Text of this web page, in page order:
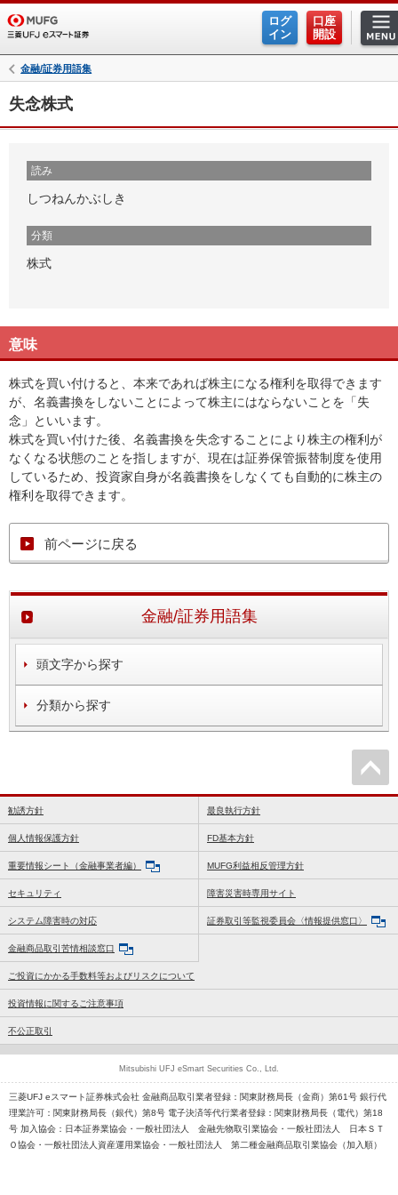
ログ
イン
口座
開設
金融/証券用語集
失念株式
読み
しつねんかぶしき
分類
株式
意味
株式を買い付けると、本来であれば株主になる権利を取得できます
が、名義書換をしないことによって株主にはならないことを「失
念」といいます。
株式を買い付けた後、名義書換を失念することにより株主の権利が
なくなる状態のことを指しますが、現在は証券保管振替制度を使用
しているため、投資家自身が名義書換をしなくても自動的に株主の
権利を取得できます。
前ページに戻る
金融/証券用語集
頭文字から探す
分類から探す
勧誘方針 最良執行方針
個人情報保護方針 FD基本方針
重要情報シート（金融事業者編） MUFG利益相反管理方針
セキュリティ 障害災害時専用サイト
システム障害時の対応 証券取引等監視委員会〈情報提供窓口〉
金融商品取引苦情相談窓口
ご投資にかかる手数料等およびリスクについて
投資情報に関するご注意事項
不公正取引
三菱UFJ eスマート証券株式会社 金融商品取引業者登録：関東財務局長（金商）第61号 銀行代
理業許可：関東財務局長（銀代）第8号 電子決済等代行業者登録：関東財務局長（電代）第18
号 加入協会：日本証券業協会・一般社団法人 金融先物取引業協会・一般社団法人 日本ＳＴ
Ｏ協会・一般社団法人資産運用業協会・一般社団法人 第二種金融商品取引業協会（加入順）
Mitsubishi UFJ eSmart Securities Co., Ltd.